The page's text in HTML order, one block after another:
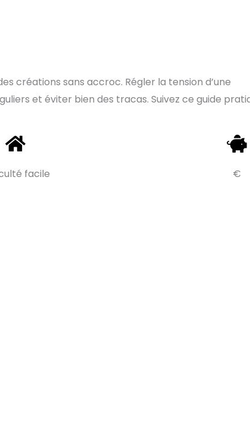
créations sans accroc. Régler la tension d’une
et éviter bien des tracas. Suivez ce guide
facile €